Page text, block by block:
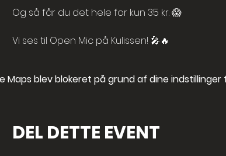
Og så får du det hele for kun 35 kr. 😱
Vi ses til Open Mic på Kulissen! 🎤🔥
Maps blev blokeret på grund af dine
DEL DETTE EVENT